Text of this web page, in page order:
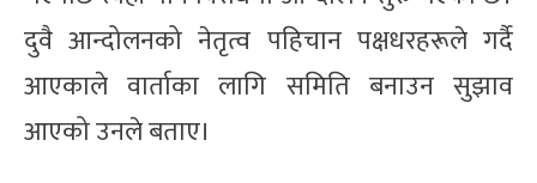
दुवै आन्दोलनको नेतृत्व पहिचान पक्षधरहरूले गर्दै
आएकाले वार्ताका लागि समिति बनाउन सुझाव
आएको उनले बताए।